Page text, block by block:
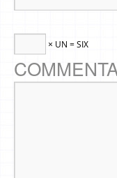
× UN = SIX